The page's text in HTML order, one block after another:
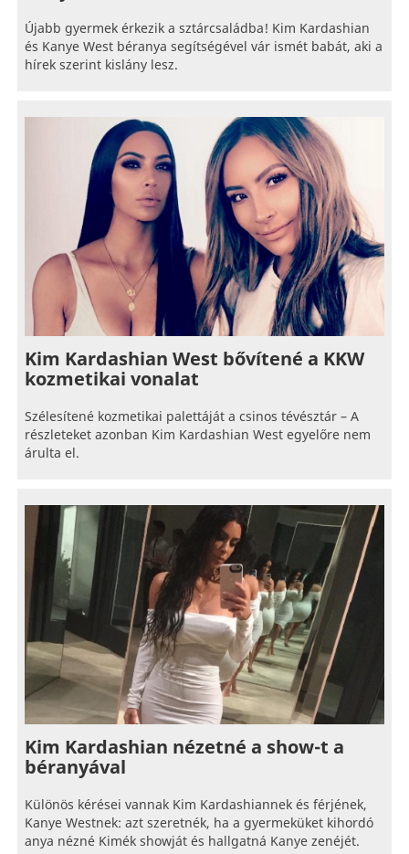
Újabb gyermek érkezik a sztárcsaládba! Kim Kardashian
és Kanye West béranya segítségével vár ismét babát, aki a
hírek szerint kislány lesz.
Kim Kardashian West bővítené a KKW
kozmetikai vonalat
Szélesítené kozmetikai palettáját a csinos tévésztár – A
részleteket azonban Kim Kardashian West egyelőre nem
árulta el.
Kim Kardashian nézetné a show-t a
béranyával
Különös kérései vannak Kim Kardashiannek és férjének,
Kanye Westnek: azt szeretnék, ha a gyermeküket kihordó
anya nézné Kimék showját és hallgatná Kanye zenéjét.